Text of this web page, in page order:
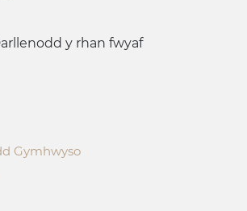
y rhan fwyaf
Gymhwyso